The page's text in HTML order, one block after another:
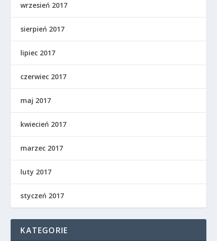
wrzesień 2017
sierpień 2017
lipiec 2017
czerwiec 2017
maj 2017
kwiecień 2017
marzec 2017
luty 2017
styczeń 2017
KATEGORIE